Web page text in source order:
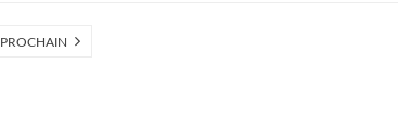
PROCHAIN